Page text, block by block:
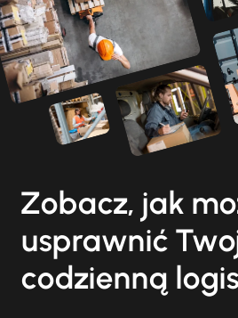
Zobacz, jak
usprawnić
codzienną